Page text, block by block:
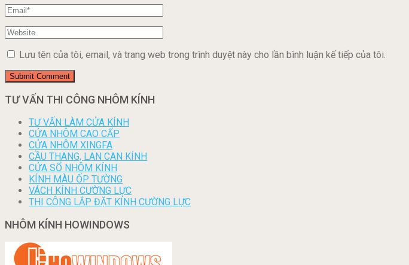
Lưu tên của tôi, email, và trang web trong trình duyệt này cho lần bình luận kế tiếp của tôi.
TƯ VẤN THI CÔNG NHÔM KÍNH
TƯ VẤN LÀM CỬA KÍNH
CỬA NHÔM CAO CẤP
CỬA NHÔM XINGFA
CẦU THANG, LAN CAN KÍNH
CỬA SỔ NHÔM KÍNH
KÍNH MÀU ỐP TƯỜNG
VÁCH KÍNH CƯỜNG LỰC
THI CÔNG LẮP ĐẶT KÍNH CƯỜNG LỰC
NHÔM KÍNH HOWINDOWS